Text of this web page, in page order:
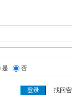
是 否
找回